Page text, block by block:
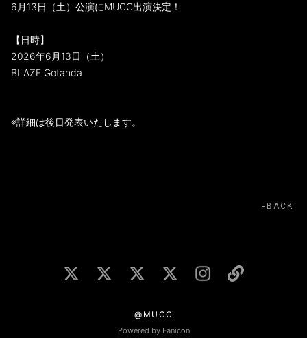
6月13日（土）公演にMUCC出演決定！
【日時】
2026年6月13日（土）
BLAZE Gotanda
※詳細は後日発表いたします。
BACK
@MUCC
Powered by Fanicon